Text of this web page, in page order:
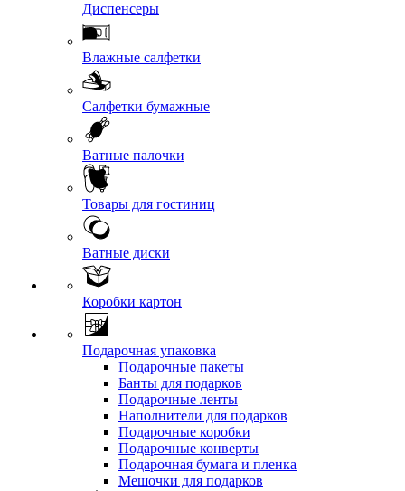
Диспенсеры
Влажные салфетки
Салфетки бумажные
Ватные палочки
Товары для гостиниц
Ватные диски
Коробки картон
Подарочная упаковка
Подарочные пакеты
Банты для подарков
Подарочные ленты
Наполнители для подарков
Подарочные коробки
Подарочные конверты
Подарочная бумага и пленка
Мешочки для подарков